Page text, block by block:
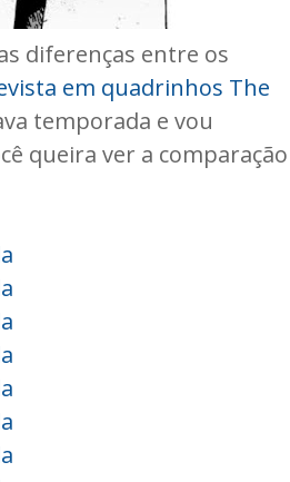
diferenças entre os
em quadrinhos The
temporada e vou
queira ver a comparação